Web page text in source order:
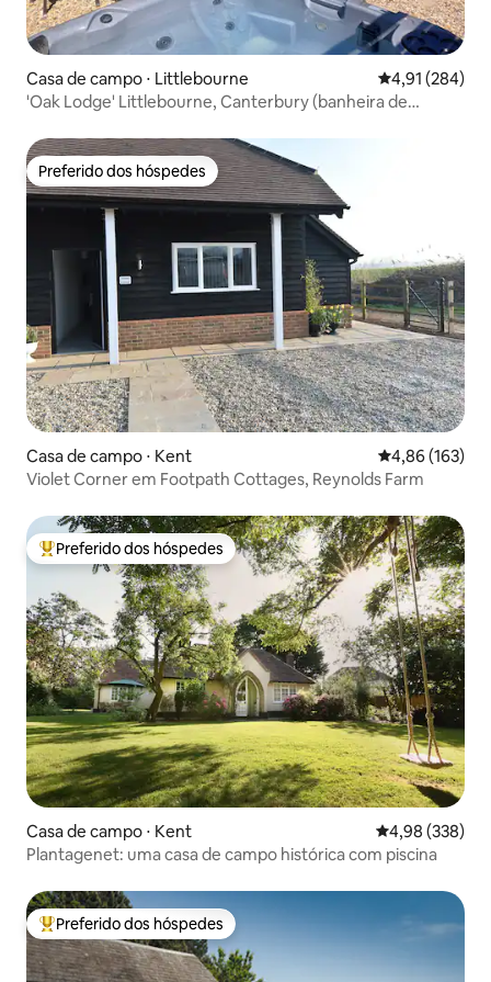
Casa de campo ⋅ Littlebourne 4,91 de uma
4,91 (284)
'Oak Lodge' Littlebourne, Canterbury (banheira de
Preferido dos hóspedes
Preferido dos hóspedes
Casa de campo ⋅ Kent 4,86 de uma
4,86 (163)
Violet Corner em Footpath Cottages, Reynolds Farm
Entre os melhores preferidos dos hóspedes
Preferido dos hóspedes
Casa de campo ⋅ Kent 4,98 de uma
4,98 (338)
Plantagenet: uma casa de campo histórica com piscina
Entre os melhores preferidos dos hóspedes
Preferido dos hóspedes